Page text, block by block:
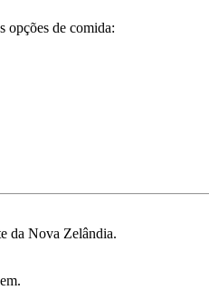
opções de comida:
da Nova Zelândia.